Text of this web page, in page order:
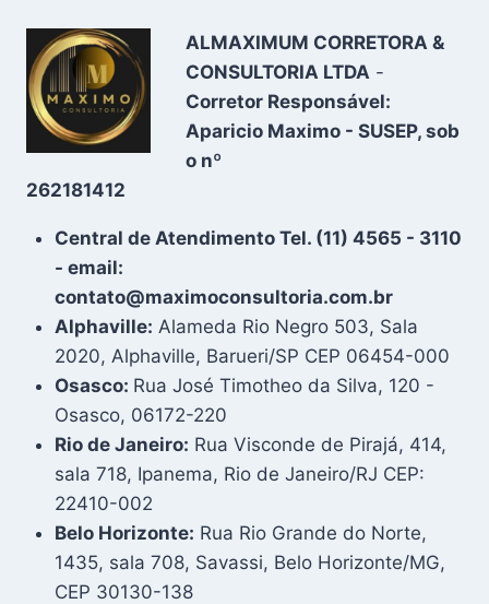
ALMAXIMUM CORRETORA &
CONSULTORIA LTDA -
Corretor Responsável:
Aparicio Maximo - SUSEP, sob
o nº
262181412
Central de Atendimento Tel. (11) 4565 - 3110
- email:
contato@maximoconsultoria.com.br
Alphaville: Alameda Rio Negro 503, Sala
2020, Alphaville, Barueri/SP CEP 06454-000
Osasco: Rua José Timotheo da Silva, 120 -
Osasco, 06172-220
Rio de Janeiro: Rua Visconde de Pirajá, 414,
sala 718, Ipanema, Rio de Janeiro/RJ CEP:
22410-002
Belo Horizonte: Rua Rio Grande do Norte,
1435, sala 708, Savassi, Belo Horizonte/MG,
CEP 30130-138